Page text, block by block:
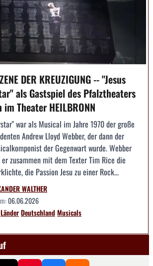
DER KREUZIGUNG -- "Jesus
als Gastspiel des Pfalztheaters
Theater HEILBRONN
war als Musical im Jahre 1970 der große
Andrew Lloyd Webber, der dann der
der Gegenwart wurde. Webber
zusammen mit dem Texter Tim Rice die
die Passion Jesu zu einer Rock...
WALTHER
06.06.2026
LänderDeutschlandMusicals